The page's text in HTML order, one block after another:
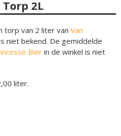
2L
torp van 2 liter van Van
niet bekend. De gemiddelde
Bier in de winkel is niet
liter.